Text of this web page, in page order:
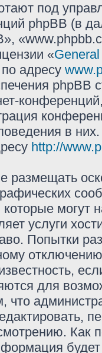
под
phpBB (в
«
адресу
phpBB
в
http://
размещать
могут
услуги
Попытки
для
что
Как